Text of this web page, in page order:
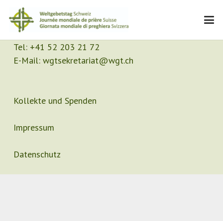
Kontakt
Sekretariat
Tel: +41 52 203 21 72
E-Mail: wgtsekretariat@wgt.ch
Kollekte und Spenden
Impressum
Datenschutz